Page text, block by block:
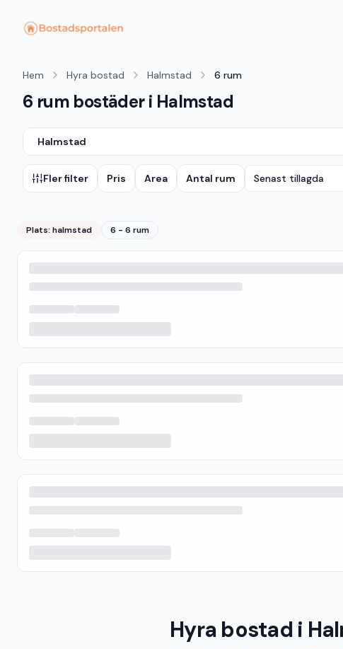
Hem Hyra bostad Halmstad 6 rum
6 rum bostäder i Halmstad
Halmstad
Fler filter Pris Area Antal rum Senast tillagda
Plats: halmstad 6 - 6 rum
Hyra bostad i